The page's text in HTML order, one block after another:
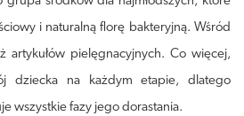
i naturalną florę bakteryjną. Wśród
artykułów pielęgnacyjnych. Co więcej,
dziecka na każdym etapie, dlatego
wszystkie fazy jego dorastania.